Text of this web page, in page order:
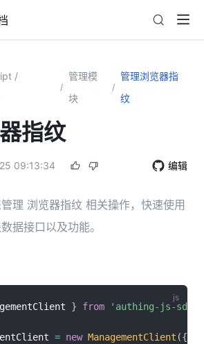
/
/
管理模
块
/
管理浏览器指
纹
指纹
09:13:34 编辑
理 浏览器指纹 相关操作，快速使用
据接口以及功能。
} from 'authing-js-sdk'
= new ManagementClient ({